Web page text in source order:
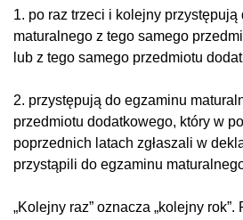
1. po raz trzeci i kolejny przystępują
maturalnego z tego samego
lub z tego samego przedmiotu
2. przystępują do egzaminu
przedmiotu dodatkowego, który w
poprzednich latach zgłaszali w
przystąpili do egzaminu
„Kolejny raz” oznacza „kolejny